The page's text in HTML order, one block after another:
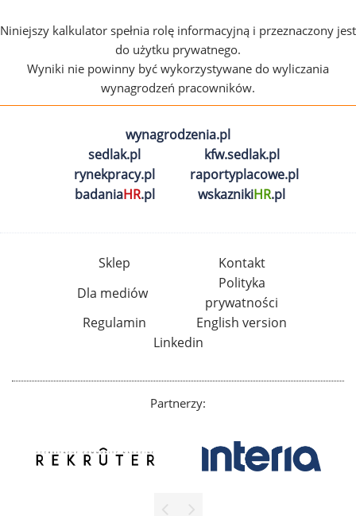
Niniejszy kalkulator spełnia rolę informacyjną i przeznaczony jest
do użytku prywatnego.
Wyniki nie powinny być wykorzystywane do wyliczania
wynagrodzeń pracowników.
wynagrodzenia.pl
sedlak.pl
kfw.sedlak.pl
rynekpracy.pl
raportyplacowe.pl
badaniaHR.pl wskaznikiHR.pl
Sklep
Kontakt
Dla mediów
Polityka
prywatności
Regulamin
English version
Linkedin
Partnerzy: